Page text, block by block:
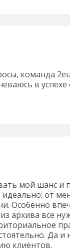
команда
в
мой шанс и
от
Особенно
архива все
Да и
клиентов.